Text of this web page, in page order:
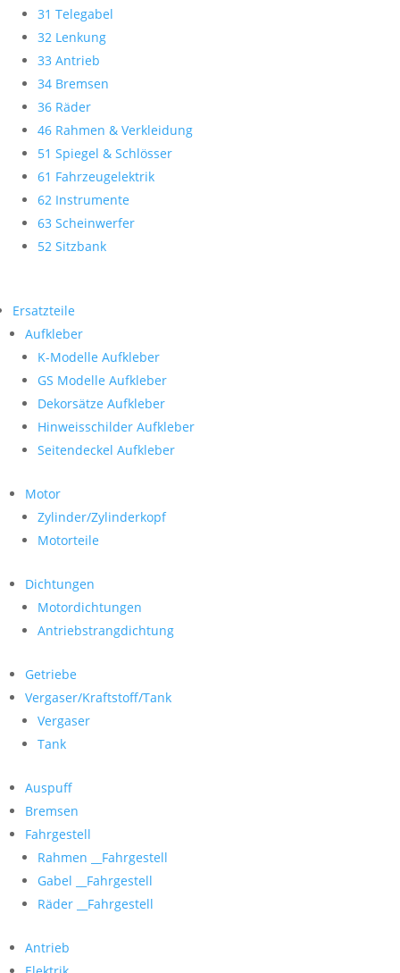
31 Telegabel
32 Lenkung
33 Antrieb
34 Bremsen
36 Räder
46 Rahmen & Verkleidung
51 Spiegel & Schlösser
61 Fahrzeugelektrik
62 Instrumente
63 Scheinwerfer
52 Sitzbank
Ersatzteile
Aufkleber
K-Modelle Aufkleber
GS Modelle Aufkleber
Dekorsätze Aufkleber
Hinweisschilder Aufkleber
Seitendeckel Aufkleber
Motor
Zylinder/Zylinderkopf
Motorteile
Dichtungen
Motordichtungen
Antriebstrangdichtung
Getriebe
Vergaser/Kraftstoff/Tank
Vergaser
Tank
Auspuff
Bremsen
Fahrgestell
Rahmen __Fahrgestell
Gabel __Fahrgestell
Räder __Fahrgestell
Antrieb